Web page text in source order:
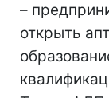
–
открыть